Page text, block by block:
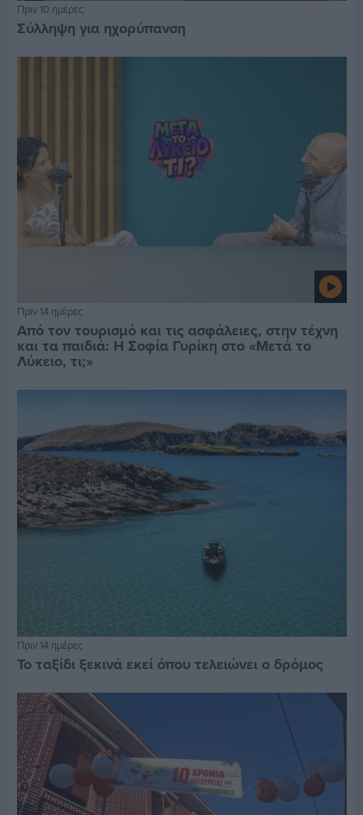
Πριν 10 ημέρες
Σύλληψη για ηχορύπανση
Πριν 14 ημέρες
Από τον τουρισμό και τις ασφάλειες, στην τέχνη
και τα παιδιά: Η Σοφία Γυρίκη στο «Μετά το
Λύκειο, τι;»
Πριν 14 ημέρες
Το ταξίδι ξεκινά εκεί όπου τελειώνει ο δρόμος